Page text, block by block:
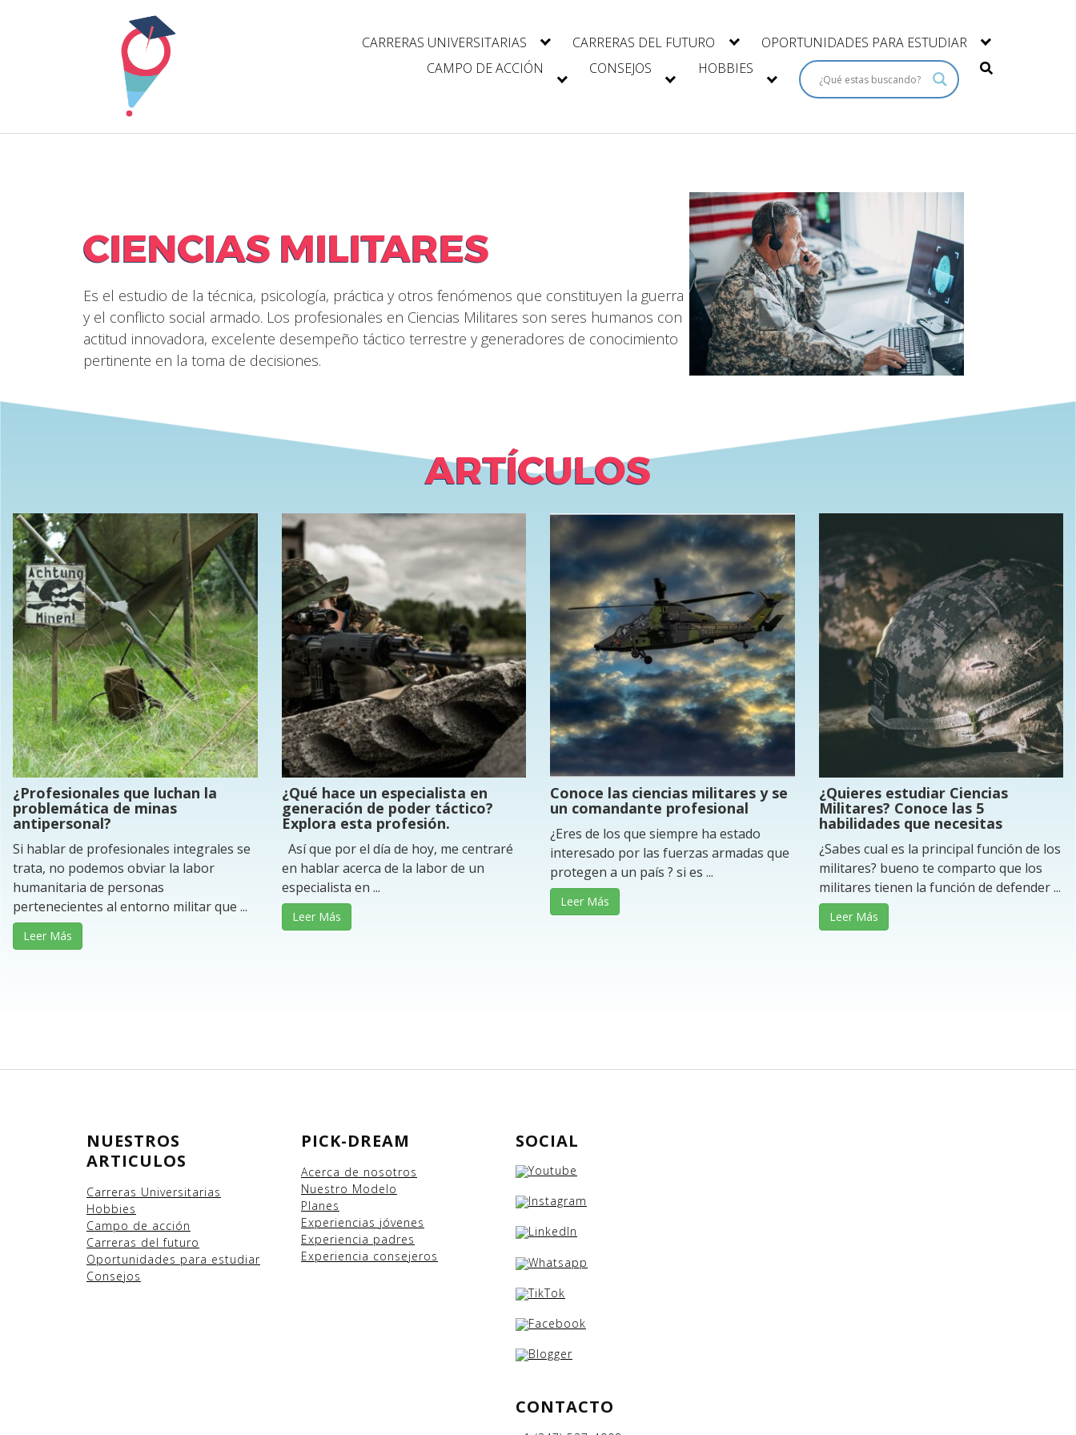
CARRERAS UNIVERSITARIAS CARRERAS DEL FUTURO
OPORTUNIDADES PARA ESTUDIAR
CAMPO DE ACCIÓN
CONSEJOS HOBBIES
CIENCIAS MILITARES
Es el estudio de la técnica, psicología, práctica y otros fenómenos que constituyen la guerra
y el conflicto social armado. Los profesionales en Ciencias Militares son seres humanos con
actitud innovadora, excelente desempeño táctico terrestre y generadores de conocimiento
pertinente en la toma de decisiones.
ARTÍCULOS
¿Profesionales que luchan la
problemática de minas
antipersonal?
Si hablar de profesionales integrales se
trata, no podemos obviar la labor
humanitaria de personas
pertenecientes al entorno militar que ...
Leer Más
¿Qué hace un especialista en
generación de poder táctico?
Explora esta profesión.
Así que por el día de hoy, me centraré
en hablar acerca de la labor de un
especialista en ...
Leer Más
Conoce las ciencias militares y se
un comandante profesional
¿Eres de los que siempre ha estado
interesado por las fuerzas armadas que
protegen a un país ? si es ...
Leer Más
¿Quieres estudiar Ciencias
Militares? Conoce las 5
habilidades que necesitas
¿Sabes cual es la principal función de los
militares? bueno te comparto que los
militares tienen la función de defender ...
Leer Más
NUESTROS
ARTICULOS
Carreras Universitarias
Hobbies
Campo de acción
Carreras del futuro
Oportunidades para estudiar
Consejos
PICK-DREAM
Acerca de nosotros
Nuestro Modelo
Planes
Experiencias jóvenes
Experiencia padres
Experiencia consejeros
SOCIAL
CONTACTO